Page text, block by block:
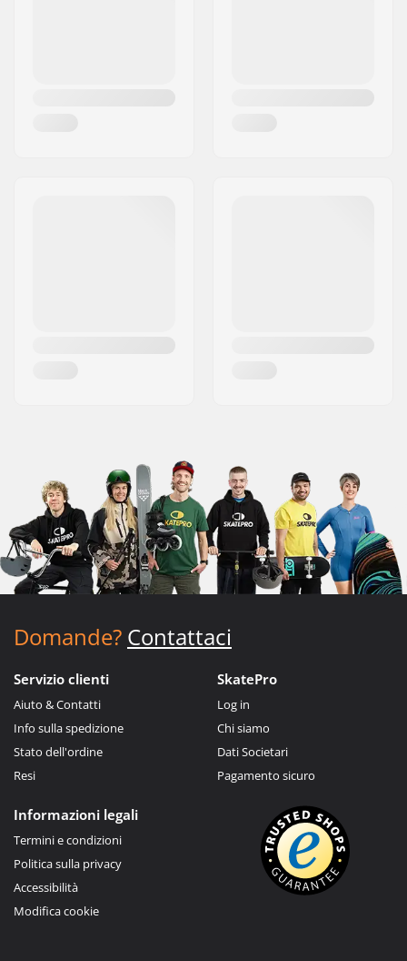
Domande? Contattaci
Servizio clienti
Aiuto & Contatti
Info sulla spedizione
Stato dell'ordine
Resi
SkatePro
Log in
Chi siamo
Dati Societari
Pagamento sicuro
Informazioni legali
Termini e condizioni
Politica sulla privacy
Accessibilità
Modifica cookie